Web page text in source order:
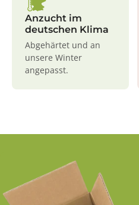
Anzucht im
deutschen Klima
Abgehärtet und an
unsere Winter
angepasst.